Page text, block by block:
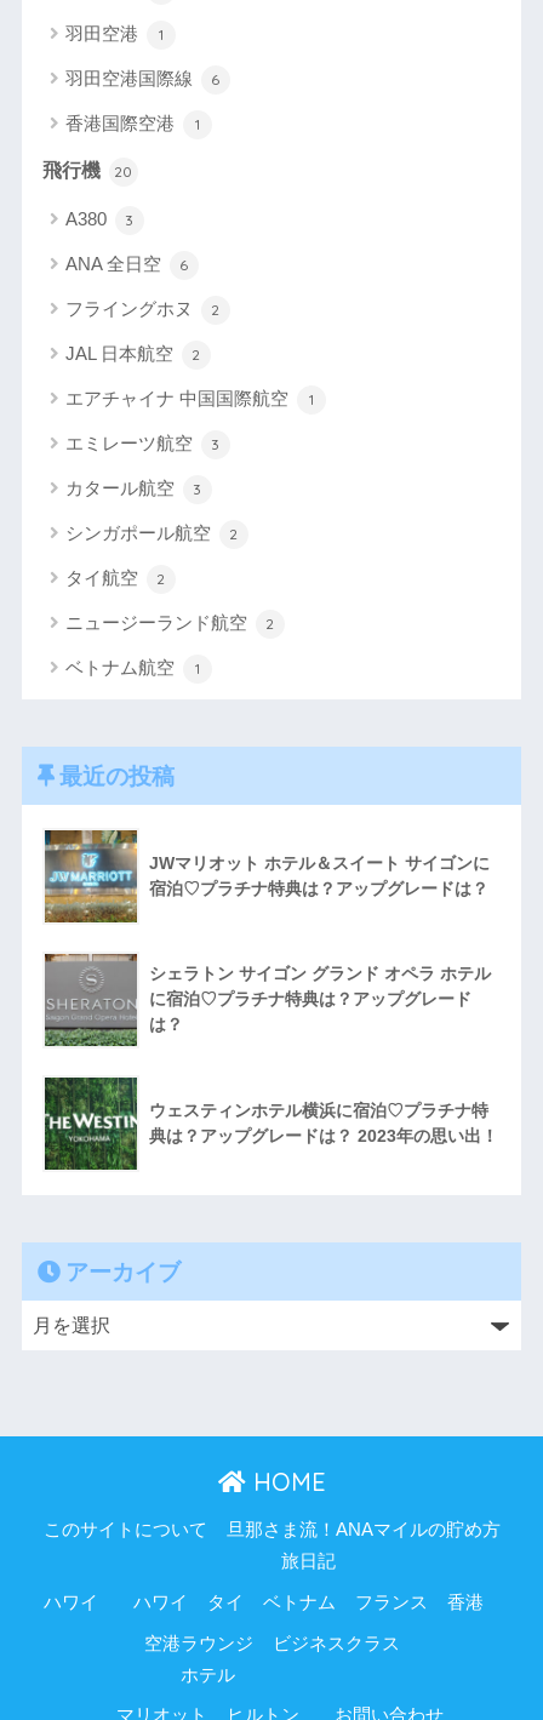
羽田空港 1
羽田空港国際線 6
香港国際空港 1
飛行機 20
A380 3
ANA 全日空 6
フライングホヌ 2
JAL 日本航空 2
エアチャイナ 中国国際航空 1
エミレーツ航空 3
カタール航空 3
シンガポール航空 2
タイ航空 2
ニュージーランド航空 2
ベトナム航空 1
最近の投稿
JWマリオット ホテル＆スイート サイゴンに
宿泊♡プラチナ特典は？アップグレードは？
シェラトン サイゴン グランド オペラ ホテル
に宿泊♡プラチナ特典は？アップグレード
は？
ウェスティンホテル横浜に宿泊♡プラチナ特
典は？アップグレードは？ 2023年の思い出！
アーカイブ
HOME
このサイトについて 旦那さま流！ANAマイルの貯め方
ハワイ
旅日記
ハワイ タイ ベトナム フランス 香港
空港ラウンジ
ビジネスクラス
ホテル
マリオット ヒルトン お問い合わせ